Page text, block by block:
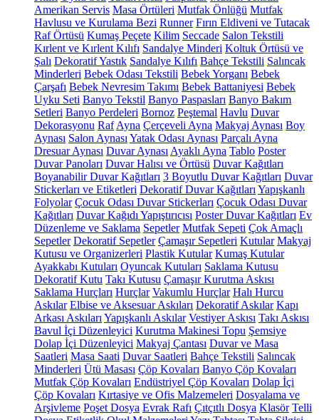
Amerikan Servis Masa Örtüleri Mutfak Önlüğü Mutfak
Havlusu ve Kurulama Bezi Runner Fırın Eldiveni ve Tutacak
Raf Örtüsü Kumaş Peçete Kilim Seccade Salon Tekstili
Kırlent ve Kırlent Kılıfı Sandalye Minderi Koltuk Örtüsü ve
Şalı Dekoratif Yastık Sandalye Kılıfı Bahçe Tekstili Salıncak
Minderleri Bebek Odası Tekstili Bebek Yorganı Bebek
Çarşafı Bebek Nevresim Takımı Bebek Battaniyesi Bebek
Uyku Seti Banyo Tekstil Banyo Paspasları Banyo Bakım
Setleri Banyo Perdeleri Bornoz Peştemal Havlu Duvar
Dekorasyonu Raf Ayna Çerçeveli Ayna Makyaj Aynası Boy
Aynası Salon Aynası Yatak Odası Aynası Parçalı Ayna
Dresuar Aynası Duvar Aynası Ayaklı Ayna Tablo Poster
Duvar Panoları Duvar Halısı ve Örtüsü Duvar Kağıtları
Boyanabilir Duvar Kağıtları 3 Boyutlu Duvar Kağıtları Duvar
Stickerları ve Etiketleri Dekoratif Duvar Kağıtları Yapışkanlı
Folyolar Çocuk Odası Duvar Stickerları Çocuk Odası Duvar
Kağıtları Duvar Kağıdı Yapıştırıcısı Poster Duvar Kağıtları Ev
Düzenleme ve Saklama Sepetler Mutfak Sepeti Çok Amaçlı
Sepetler Dekoratif Sepetler Çamaşır Sepetleri Kutular Makyaj
Kutusu ve Organizerleri Plastik Kutular Kumaş Kutular
Ayakkabı Kutuları Oyuncak Kutuları Saklama Kutusu
Dekoratif Kutu Takı Kutusu Çamaşır Kurutma Askısı
Saklama Hurçları Hurçlar Vakumlu Hurçlar Halı Hurcu
Askılar Elbise ve Aksesuar Askıları Dekoratif Askılar Kapı
Arkası Askıları Yapışkanlı Askılar Vestiyer Askısı Takı Askısı
Bavul İçi Düzenleyici Kurutma Makinesi Topu Şemsiye
Dolap İçi Düzenleyici Makyaj Çantası Duvar ve Masa
Saatleri Masa Saati Duvar Saatleri Bahçe Tekstili Salıncak
Minderleri Ütü Masası Çöp Kovaları Banyo Çöp Kovaları
Mutfak Çöp Kovaları Endüstriyel Çöp Kovaları Dolap İçi
Çöp Kovaları Kırtasiye ve Ofis Malzemeleri Dosyalama ve
Arşivleme Poşet Dosya Evrak Rafı Çıtçıtlı Dosya Klasör Telli